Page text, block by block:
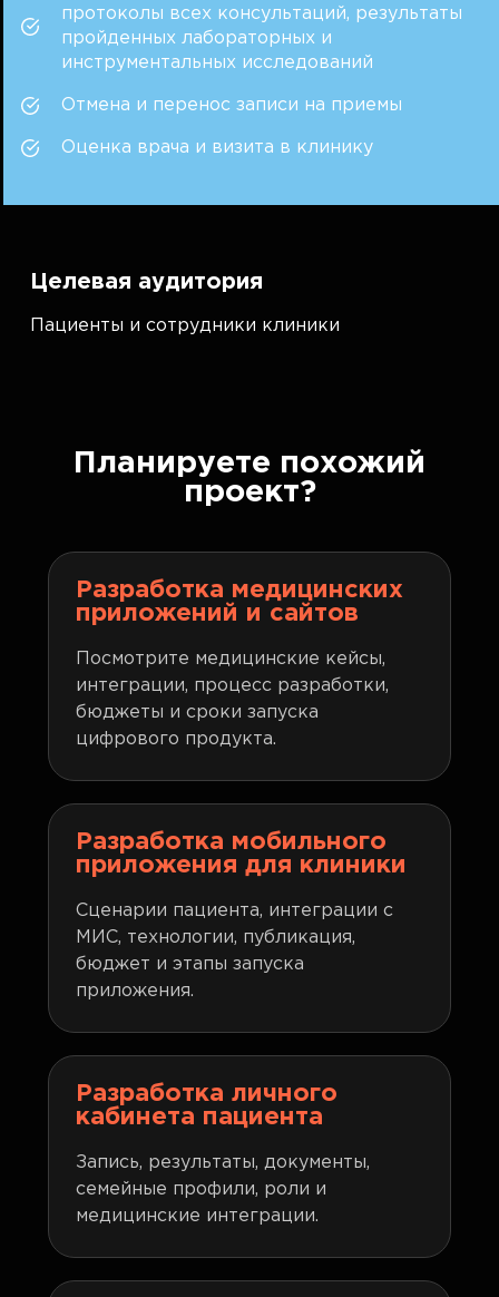
протоколы всех консультаций, результаты
пройденных лабораторных и
инструментальных исследований
Отмена и перенос записи на приемы
Оценка врача и визита в клинику
Целевая аудитория
Пациенты и сотрудники клиники
Планируете похожий
проект?
Разработка медицинских
приложений и сайтов
Посмотрите медицинские кейсы,
интеграции, процесс разработки,
бюджеты и сроки запуска
цифрового продукта.
Разработка мобильного
приложения для клиники
Сценарии пациента, интеграции с
МИС, технологии, публикация,
бюджет и этапы запуска
приложения.
Разработка личного
кабинета пациента
Запись, результаты, документы,
семейные профили, роли и
медицинские интеграции.